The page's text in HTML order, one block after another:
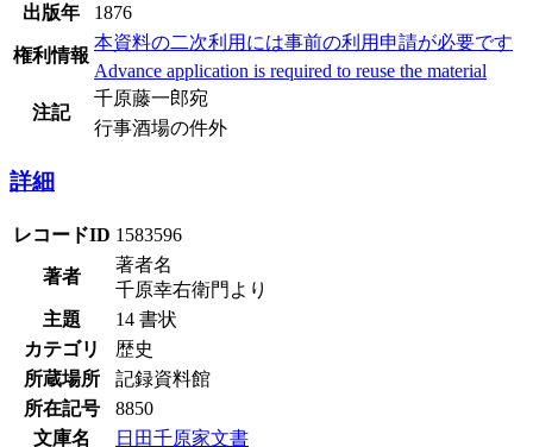
出版年
1876
権利情報
本資料の二次利用には事前の利用申請が必要です
Advance application is required to reuse the material
注記
千原藤一郎宛
行事酒場の件外
詳細
レコードID 1583596
著者
著者名
千原幸右衛門より
主題
14 書状
カテゴリ
歴史
所蔵場所
記録資料館
所在記号
8850
文庫名
日田千原家文書